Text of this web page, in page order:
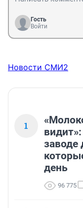
Гость
Войти
Новости СМИ2
1
заводе
день
96 775